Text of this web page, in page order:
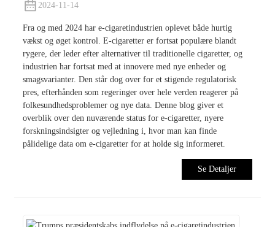
2024-11-14
Fra og med 2024 har e-cigaretindustrien oplevet både hurtig
vækst og øget kontrol. E-cigaretter er fortsat populære blandt
rygere, der leder efter alternativer til traditionelle cigaretter, og
industrien har fortsat med at innovere med nye enheder og
smagsvarianter. Den står dog over for et stigende regulatorisk
pres, efterhånden som regeringer over hele verden reagerer på
folkesundhedsproblemer og nye data. Denne blog giver et
overblik over den nuværende status for e-cigaretter, nyere
forskningsindsigter og vejledning i, hvor man kan finde
pålidelige data om e-cigaretter for at holde sig informeret.
Se Detaljer